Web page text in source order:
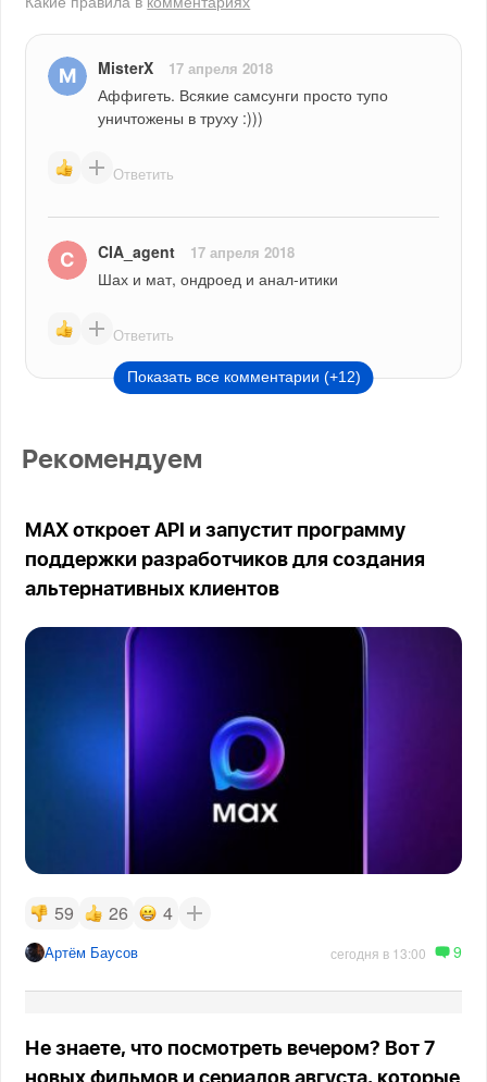
MisterX 17 апреля 2018
Аффигеть. Всякие самсунги просто тупо
уничтожены в труху :)))
Ответить
CIA_agent 17 апреля 2018
Шах и мат, ондроед и анал-итики
Ответить
Показать все комментарии (+12)
Рекомендуем
MAX откроет API и запустит программу
поддержки разработчиков для создания
альтернативных клиентов
59 26 4
Артём Баусов сегодня в 13:00 9
Не знаете, что посмотреть вечером? Вот 7